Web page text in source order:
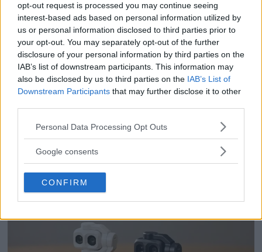
opt-out request is processed you may continue seeing
interest-based ads based on personal information utilized by
us or personal information disclosed to third parties prior to
your opt-out. You may separately opt-out of the further
disclosure of your personal information by third parties on the
IAB’s list of downstream participants. This information may
also be disclosed by us to third parties on the IAB’s List of
Downstream Participants that may further disclose it to other
Please note that this website/app uses one or more Google
not limited to your visit or usage behaviour. You may click to
use your data for below specified purposes in below Google
consent section.
Personal Data Processing Opt Outs
Google consents
CONFIRM
Sony RX10 V – ny
superzoom med 24–
600mm & AI-autofokus
Sony FE 100-400mm F5,6-8